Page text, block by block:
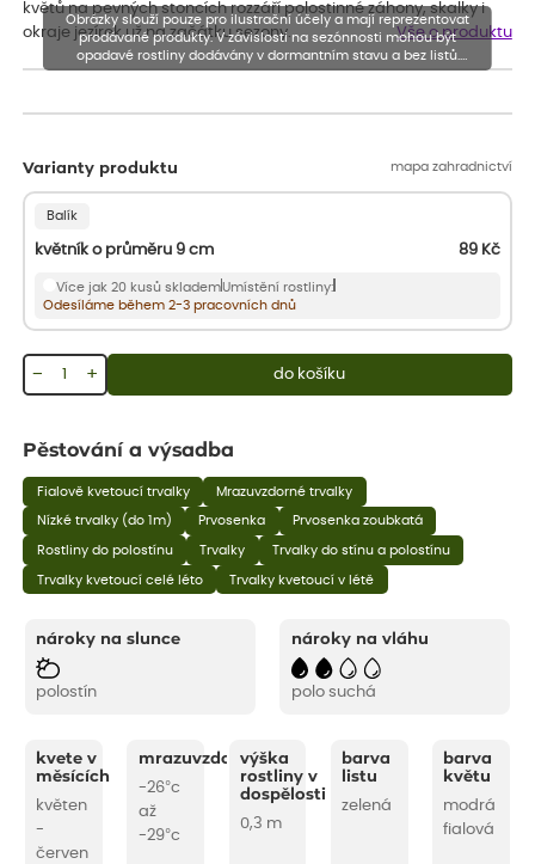
květů na pevných stoncích rozzáří polostinné záhony, skalky i
okraje jezírek už na začátku sezony.
Vše o produktu
Varianty produktu mapa zahradnictví
Balík
květník o průměru 9 cm 89 Kč
Více jak 20 kusů sklademUmístění rostliny:
Odesíláme během 2-3 pracovních dnů
+
− do košíku
Obrázky slouží pouze pro ilustrační účely a mají reprezentovat
prodávané produkty. V závislosti na sezónnosti mohou být
opadavé rostliny dodávány v dormantním stavu a bez listů.
Rostliny mohou být také sestřiženy níže, než je uvedená výška,
Pěstování a výsadba
Fialově kvetoucí trvalky Mrazuvzdorné trvalky
Nízké trvalky (do 1m) Prvosenka Prvosenka zoubkatá
Rostliny do polostínu Trvalky Trvalky do stínu a polostínu
Trvalky kvetoucí celé léto Trvalky kvetoucí v létě
nároky na slunce
polostín
nároky na vláhu
polo suchá
kvete v
měsících
květen
-
červen
mrazuvzdornost
-26°c
až
-29°c
výška
rostliny v
dospělosti
0,3 m
barva
listu
zelená
barva
květu
modrá
fialová